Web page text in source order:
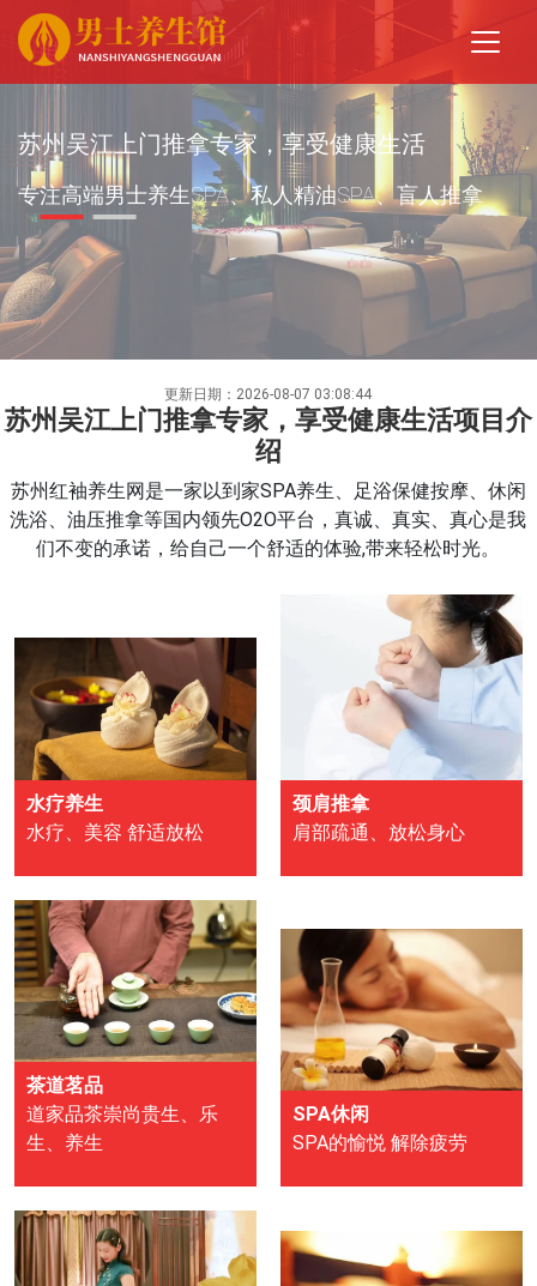
苏州吴江上门推拿专家，享受健康生活
专注高端男士养生SPA、私人精油SPA、盲人推拿
更新日期：2026-08-07 03:08:44
苏州吴江上门推拿专家，享受健康生活项目介
绍
苏州红袖养生网是一家以到家SPA养生、足浴保健按摩、休闲
洗浴、油压推拿等国内领先O2O平台，真诚、真实、真心是我
们不变的承诺，给自己一个舒适的体验,带来轻松时光。
水疗养生
水疗、美容 舒适放松
颈肩推拿
肩部疏通、放松身心
茶道茗品
道家品茶崇尚贵生、乐
生、养生
SPA休闲
SPA的愉悦 解除疲劳